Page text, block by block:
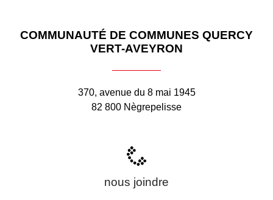
COMMUNAUTÉ DE COMMUNES QUERCY
VERT-AVEYRON
370, avenue du 8 mai 1945
82 800 Nègrepelisse
nous joindre